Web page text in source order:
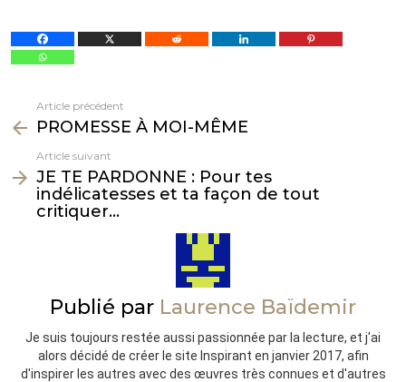
plus
Article précédent
PROMESSE À MOI-MÊME
Article suivant
JE TE PARDONNE : Pour tes
indélicatesses et ta façon de tout
critiquer…
Publié par Laurence Baïdemir
Je suis toujours restée aussi passionnée par la lecture, et j'ai
alors décidé de créer le site Inspirant en janvier 2017, afin
d'inspirer les autres avec des œuvres très connues et d'autres